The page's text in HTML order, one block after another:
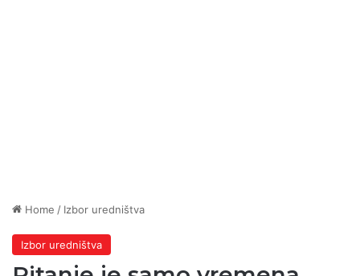
Home / Izbor uredništva
Izbor uredništva